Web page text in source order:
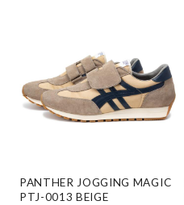
PANTHER JOGGING MAGIC
PTJ-0013 BEIGE